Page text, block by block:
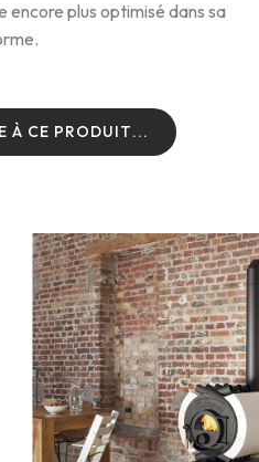
encore plus optimisé dans sa
E À CE PRODUIT...
À CE PRODUIT...